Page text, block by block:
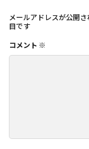
メールアドレスが公開さ
目です
コメント ※